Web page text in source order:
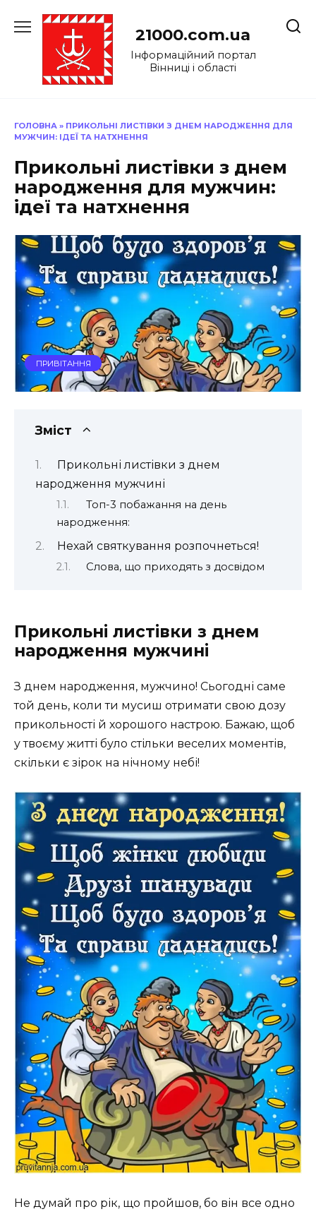
до
21000.com.ua
Інформаційний портал
Вінниці і області
ГОЛОВНА » ПРИКОЛЬНІ ЛИСТІВКИ З ДНЕМ НАРОДЖЕННЯ ДЛЯ
МУЖЧИН: ІДЕЇ ТА НАТХНЕННЯ
Прикольні листівки з днем
народження для мужчин:
ідеї та натхнення
ПРИВІТАННЯ
Зміст
Прикольні листівки з днем
народження мужчині
Топ-3 побажання на день
народження:
Нехай святкування розпочнеться!
Слова, що приходять з досвідом
Прикольні листівки з днем
народження мужчині
З днем народження, мужчино! Сьогодні саме
той день, коли ти мусиш отримати свою дозу
прикольності й хорошого настрою. Бажаю, щоб
у твоєму житті було стільки веселих моментів,
скільки є зірок на нічному небі!
Не думай про рік, що пройшов, бо він все одно